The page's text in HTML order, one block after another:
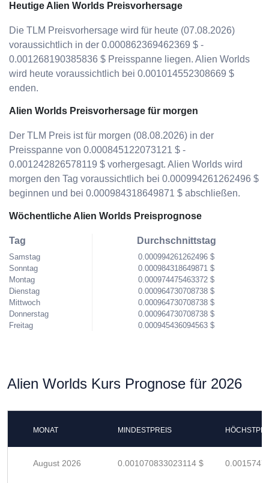
Heutige Alien Worlds Preisvorhersage
Die TLM Preisvorhersage wird für heute (07.08.2026)
voraussichtlich in der 0.000862369462369 $ -
0.001268190385836 $ Preisspanne liegen. Alien Worlds
wird heute voraussichtlich bei 0.001014552308669 $
enden.
Alien Worlds Preisvorhersage für morgen
Der TLM Preis ist für morgen (08.08.2026) in der
Preisspanne von 0.000845122073121 $ -
0.001242826578119 $ vorhergesagt. Alien Worlds wird
morgen den Tag voraussichtlich bei 0.000994261262496 $
beginnen und bei 0.000984318649871 $ abschließen.
Wöchentliche Alien Worlds Preisprognose
Tag
Samstag
Sonntag
Montag
Dienstag
Mittwoch
Donnerstag
Freitag
Durchschnittstag
0.000994261262496 $
0.000984318649871 $
0.000974475463372 $
0.000964730708738 $
0.000964730708738 $
0.000964730708738 $
0.000945436094563 $
Alien Worlds Kurs Prognose für 2026
MONAT MINDESTPREIS
August 2026 0.001070833023114 $